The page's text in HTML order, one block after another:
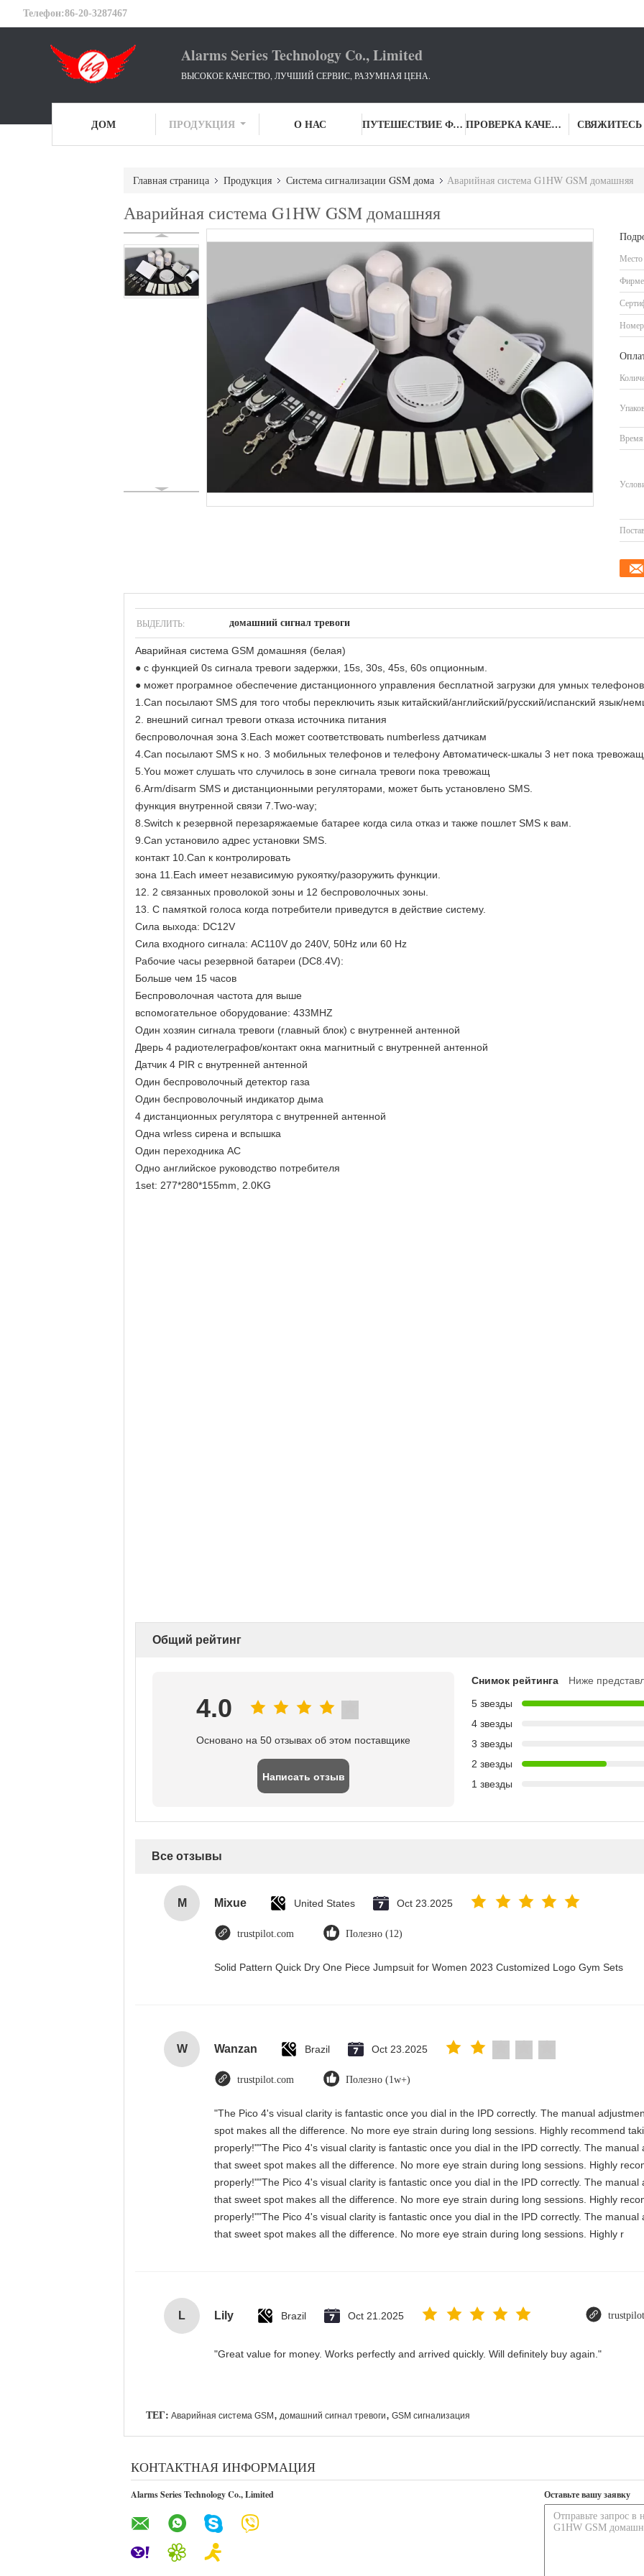
Телефон:86-20-3287467
Alarms Series Technology Co., Limited
ВЫСОКОЕ КАЧЕСТВО, ЛУЧШИЙ СЕРВИС, РАЗУМНАЯ ЦЕНА.
ДОМ ПРОДУКЦИЯ О НАС ПУТЕШЕСТВИЕ ФАБРИКИ ПРОВЕРКА КАЧЕСТВА
Главная страница Продукция Система сигнализации GSM дома Аварийная система G1HW GSM домашняя
Аварийная система G1HW GSM домашняя
Место
Время
ВЫДЕЛИТЬ: домашний сигнал тревоги
Аварийная система GSM домашняя (белая)
● с функцией 0s сигнала тревоги задержки, 15s, 30s, 45s, 60s опционным.
● может програмное обеспечение дистанционного управления бесплатной загрузки для умных телефонов
1.Can посылают SMS для того чтобы переключить язык китайский/английский/русский/испанский язык/
2. внешний сигнал тревоги отказа источника питания
беспроволочная зона 3.Each может соответствовать numberless датчикам
4.Can посылают SMS к но. 3 мобильных телефонов и телефону Автоматическ-шкалы 3 нет пока тревожащ
5.You может слушать что случилось в зоне сигнала тревоги пока тревожащ
6.Arm/disarm SMS и дистанционными регуляторами, может быть установлено SMS.
функция внутренной связи 7.Two-way;
8.Switch к резервной перезаряжаемые батарее когда сила отказ и также пошлет SMS к вам.
9.Can установило адрес установки SMS.
контакт 10.Can к контролировать
зона 11.Each имеет независимую рукоятку/разоружить функции.
12. 2 связанных проволокой зоны и 12 беспроволочных зоны.
13. С памяткой голоса когда потребители приведутся в действие систему.
Сила выхода: DC12V
Сила входного сигнала: AC110V до 240V, 50Hz или 60 Hz
Рабочие часы резервной батареи (DC8.4V):
Больше чем 15 часов
Беспроволочная частота для выше
вспомогательное оборудование: 433MHZ
Один хозяин сигнала тревоги (главный блок) с внутренней антенной
Дверь 4 радиотелеграфов/контакт окна магнитный с внутренней антенной
Датчик 4 PIR с внутренней антенной
Один беспроволочный детектор газа
Один беспроволочный индикатор дыма
4 дистанционных регулятора с внутренней антенной
Одна wrless сирена и вспышка
Один переходника AC
Одно английское руководство потребителя
1set: 277*280*155mm, 2.0KG
Общий рейтинг
4.0
Основано на 50 отзывах об этом поставщике
Написать отзыв
Снимок рейтинга
Ниже
5 звезды
4 звезды
3 звезды
2 звезды
1 звезды
Все отзывы
M Mixue United States Oct 23.2025
trustpilot.com Полезно (12)
Solid Pattern Quick Dry One Piece Jumpsuit for Women 2023 Customized Logo Gym Sets
W Wanzan Brazil Oct 23.2025
trustpilot.com Полезно (1w+)
"The Pico 4's visual clarity is fantastic once you dial in the IPD correctly. The manual
spot makes all the difference. No more eye strain during long sessions. Highly recommend
properly!""The Pico 4's visual clarity is fantastic once you dial in the IPD correctly. The
that sweet spot makes all the difference. No more eye strain during long sessions. Highly
properly!""The Pico 4's visual clarity is fantastic once you dial in the IPD correctly. The
that sweet spot makes all the difference. No more eye strain during long sessions. Highly
properly!""The Pico 4's visual clarity is fantastic once you dial in the IPD correctly. The
that sweet spot makes all the difference. No more eye strain during long sessions. Highly r
L Lily Brazil Oct 21.2025
"Great value for money. Works perfectly and arrived quickly. Will definitely buy again."
ТЕГ: Аварийная система GSM , домашний сигнал тревоги, GSM сигнализация
КОНТАКТНАЯ ИНФОРМАЦИЯ
Alarms Series Technology Co., Limited Оставьте вашу заявку